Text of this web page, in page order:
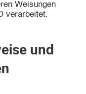
Weisungen
verarbeitet.
und